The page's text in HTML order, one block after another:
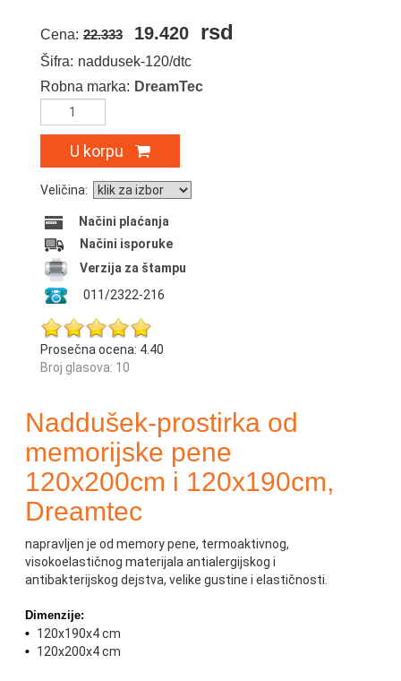
Cena: 22.333 19.420 rsd
Šifra: naddusek-120/dtc
Robna marka: DreamTec
U korpu
Veličina:
Načini plaćanja
Načini isporuke
Verzija za štampu
011/2322-216
Prosečna ocena: 4.40
Broj glasova: 10
Naddušek-prostirka od
memorijske pene
120x200cm i 120x190cm,
Dreamtec
napravljen je od memory pene, termoaktivnog,
visokoelastičnog materijala antialergijskog i
antibakterijskog dejstva, velike gustine i elastičnosti.
Dimenzije:
• 120x190x4 cm
• 120x200x4 cm